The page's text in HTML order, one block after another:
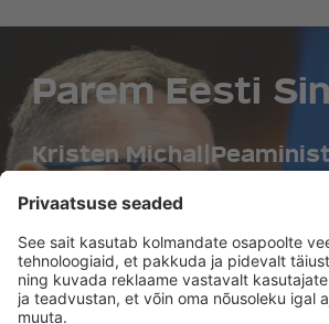
Parem Eesti
Kristen Michal